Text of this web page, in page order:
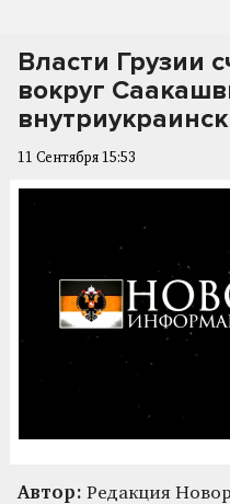
Власти Грузии
вокруг
11 Сентября 15:53
Автор: Редакция